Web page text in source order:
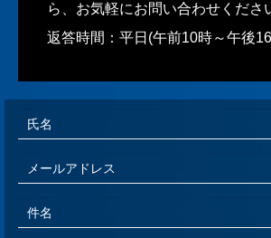
ら、お気軽にお問い合わせくださ
返答時間：平日(午前10時～午後